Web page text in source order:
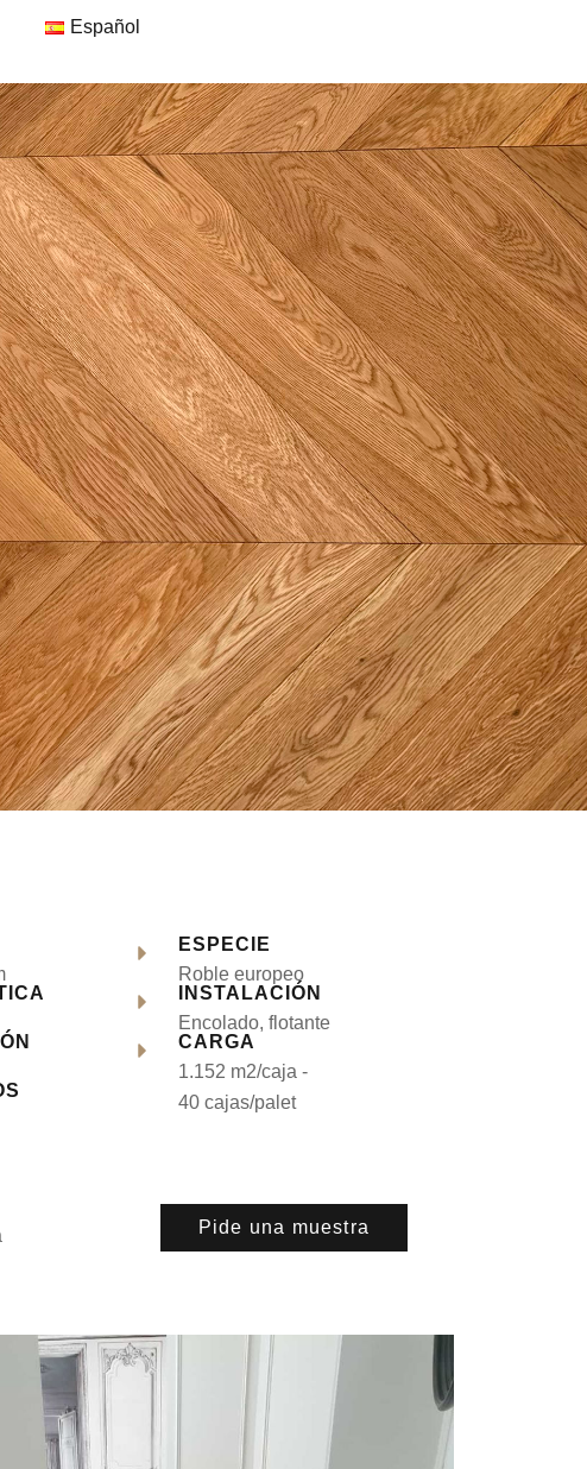
Español
ESPECIE
Roble europeo
INSTALACIÓN
Encolado, flotante
CARGA
1.152 m2/caja -
40 cajas/palet
Pide una muestra